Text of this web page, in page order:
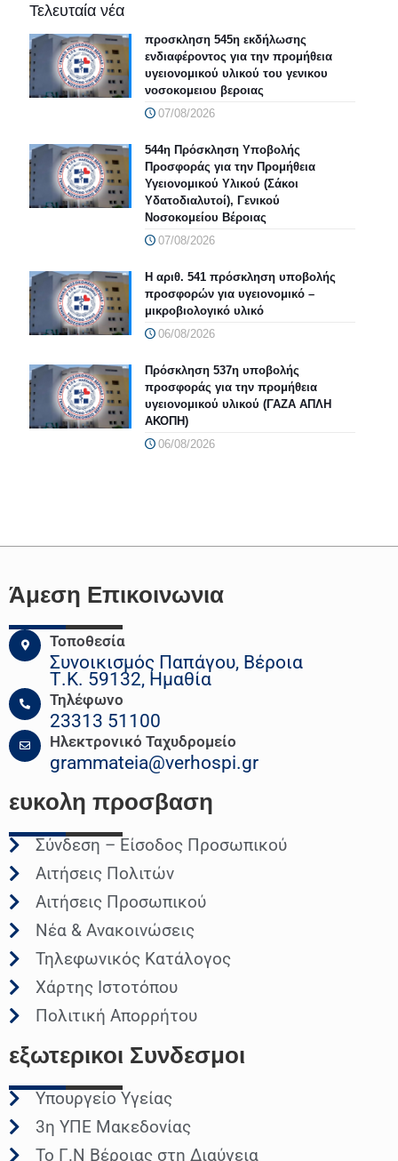
Τελευταία νέα
προσκληση 545η εκδήλωσης
ενδιαφέροντος για την προμήθεια
υγειονομικού υλικού του γενικου
νοσοκομειου βεροιας
07/08/2026
544η Πρόσκληση Υποβολής
Προσφοράς για την Προμήθεια
Υγειονομικού Υλικού (Σάκοι
Υδατοδιαλυτοί), Γενικού
Νοσοκομείου Βέροιας
07/08/2026
Η αριθ. 541 πρόσκληση υποβολής
προσφορών για υγειονομικό –
μικροβιολογικό υλικό
06/08/2026
Πρόσκληση 537η υποβολής
προσφοράς για την προμήθεια
υγειονομικού υλικού (ΓΑΖΑ ΑΠΛΗ
ΑΚΟΠΗ)
06/08/2026
Άμεση Επικοινωνια
Τοποθεσία
Συνοικισμός Παπάγου, Βέροια
Τ.Κ. 59132, Ημαθία
Τηλέφωνο
23313 51100
Ηλεκτρονικό Ταχυδρομείο
grammateia@verhospi.gr
ευκολη προσβαση
Σύνδεση – Είσοδος Προσωπικού
Αιτήσεις Πολιτών
Αιτήσεις Προσωπικού
Νέα & Ανακοινώσεις
Τηλεφωνικός Κατάλογος
Χάρτης Ιστοτόπου
Πολιτική Απορρήτου
εξωτερικοι Συνδεσμοι
Υπουργείο Υγείας
3η ΥΠΕ Μακεδονίας
Το Γ.Ν Βέροιας στη Διαύγεια